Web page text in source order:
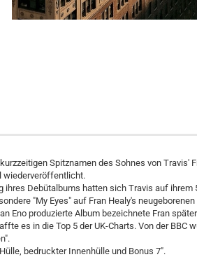
Spitznamen des Sohnes von Travis'
wiederveröffentlicht.
ihres Debütalbums hatten sich Travis auf ihrem
"My Eyes" auf Fran Healy's
Eno produzierte Album bezeichnete Fran
es in die Top 5 der UK-Charts. Von der BBC
bedruckter Innenhülle und Bonus 7".